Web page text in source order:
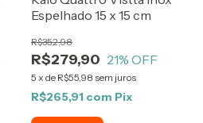
Espelhado 15 x 15 cm
R$279,90
R$352,98
21% OFF
5 x de R$55,98 sem juros
R$265,91 com Pix